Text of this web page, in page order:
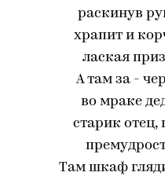
раскинув
храпит и
лаская
А там за -
во мраке
старик отец,
Там шкаф